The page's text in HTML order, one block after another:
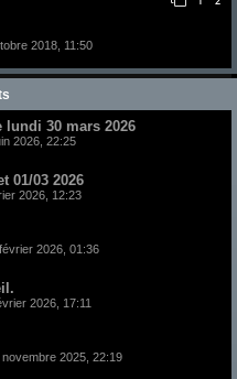
2018, 11:50
lundi 30 mars 2026
2026, 22:25
01/03 2026
2026, 12:23
2026, 01:36
2026, 17:11
novembre 2025, 22:19